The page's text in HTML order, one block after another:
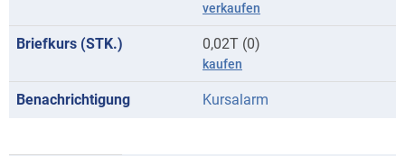
verkaufen
0,02T (0)
kaufen
Kursalarm